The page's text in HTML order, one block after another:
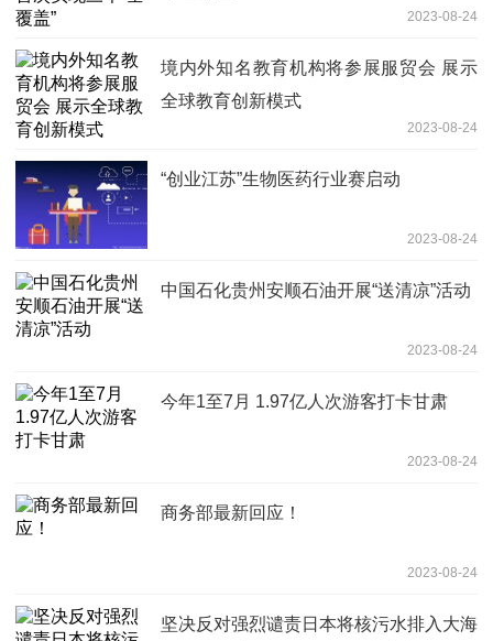
2023-08-24
境内外知名教育机构将参展服贸会 展示
全球教育创新模式
2023-08-24
“创业江苏”生物医药行业赛启动
2023-08-24
中国石化贵州安顺石油开展“送清凉”活动
2023-08-24
今年1至7月 1.97亿人次游客打卡甘肃
2023-08-24
商务部最新回应！
2023-08-24
坚决反对强烈谴责日本将核污水排入大海